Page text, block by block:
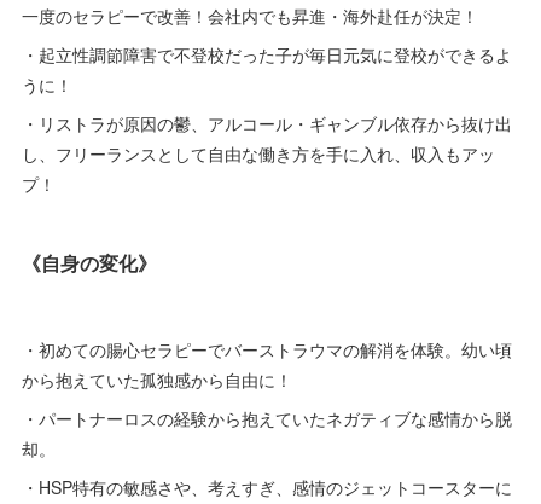
一度のセラピーで改善！会社内でも昇進・海外赴任が決定！
・起立性調節障害で不登校だった子が毎日元気に登校ができるよ
うに！
・リストラが原因の鬱、アルコール・ギャンブル依存から抜け出
し、フリーランスとして自由な働き方を手に入れ、収入もアッ
プ！
《自身の変化》
・初めての腸心セラピーでバーストラウマの解消を体験。幼い頃
から抱えていた孤独感から自由に！
・パートナーロスの経験から抱えていたネガティブな感情から脱
却。
・HSP特有の敏感さや、考えすぎ、感情のジェットコースターに